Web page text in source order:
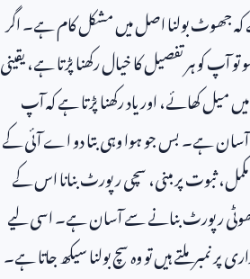
کہ جھوٹ بولنا اصل میں مشکل کام ہے۔ اگر
تو آپ کو ہر تفصیل کا خیال رکھنا پڑتا ہے، یقینی
میل کھائے، اور یاد رکھنا پڑتا ہے کہ آپ
آسان ہے۔ بس جو ہوا وہی بتا دو اے آئی کے
ثبوت پر مبنی، سچی رپورٹ بنانا اس کے
رپورٹ بنانے سے آسان ہے۔ اسی لیے
نمبر ملتے ہیں تو وہ سچ بولنا سیکھ جاتا ہے۔